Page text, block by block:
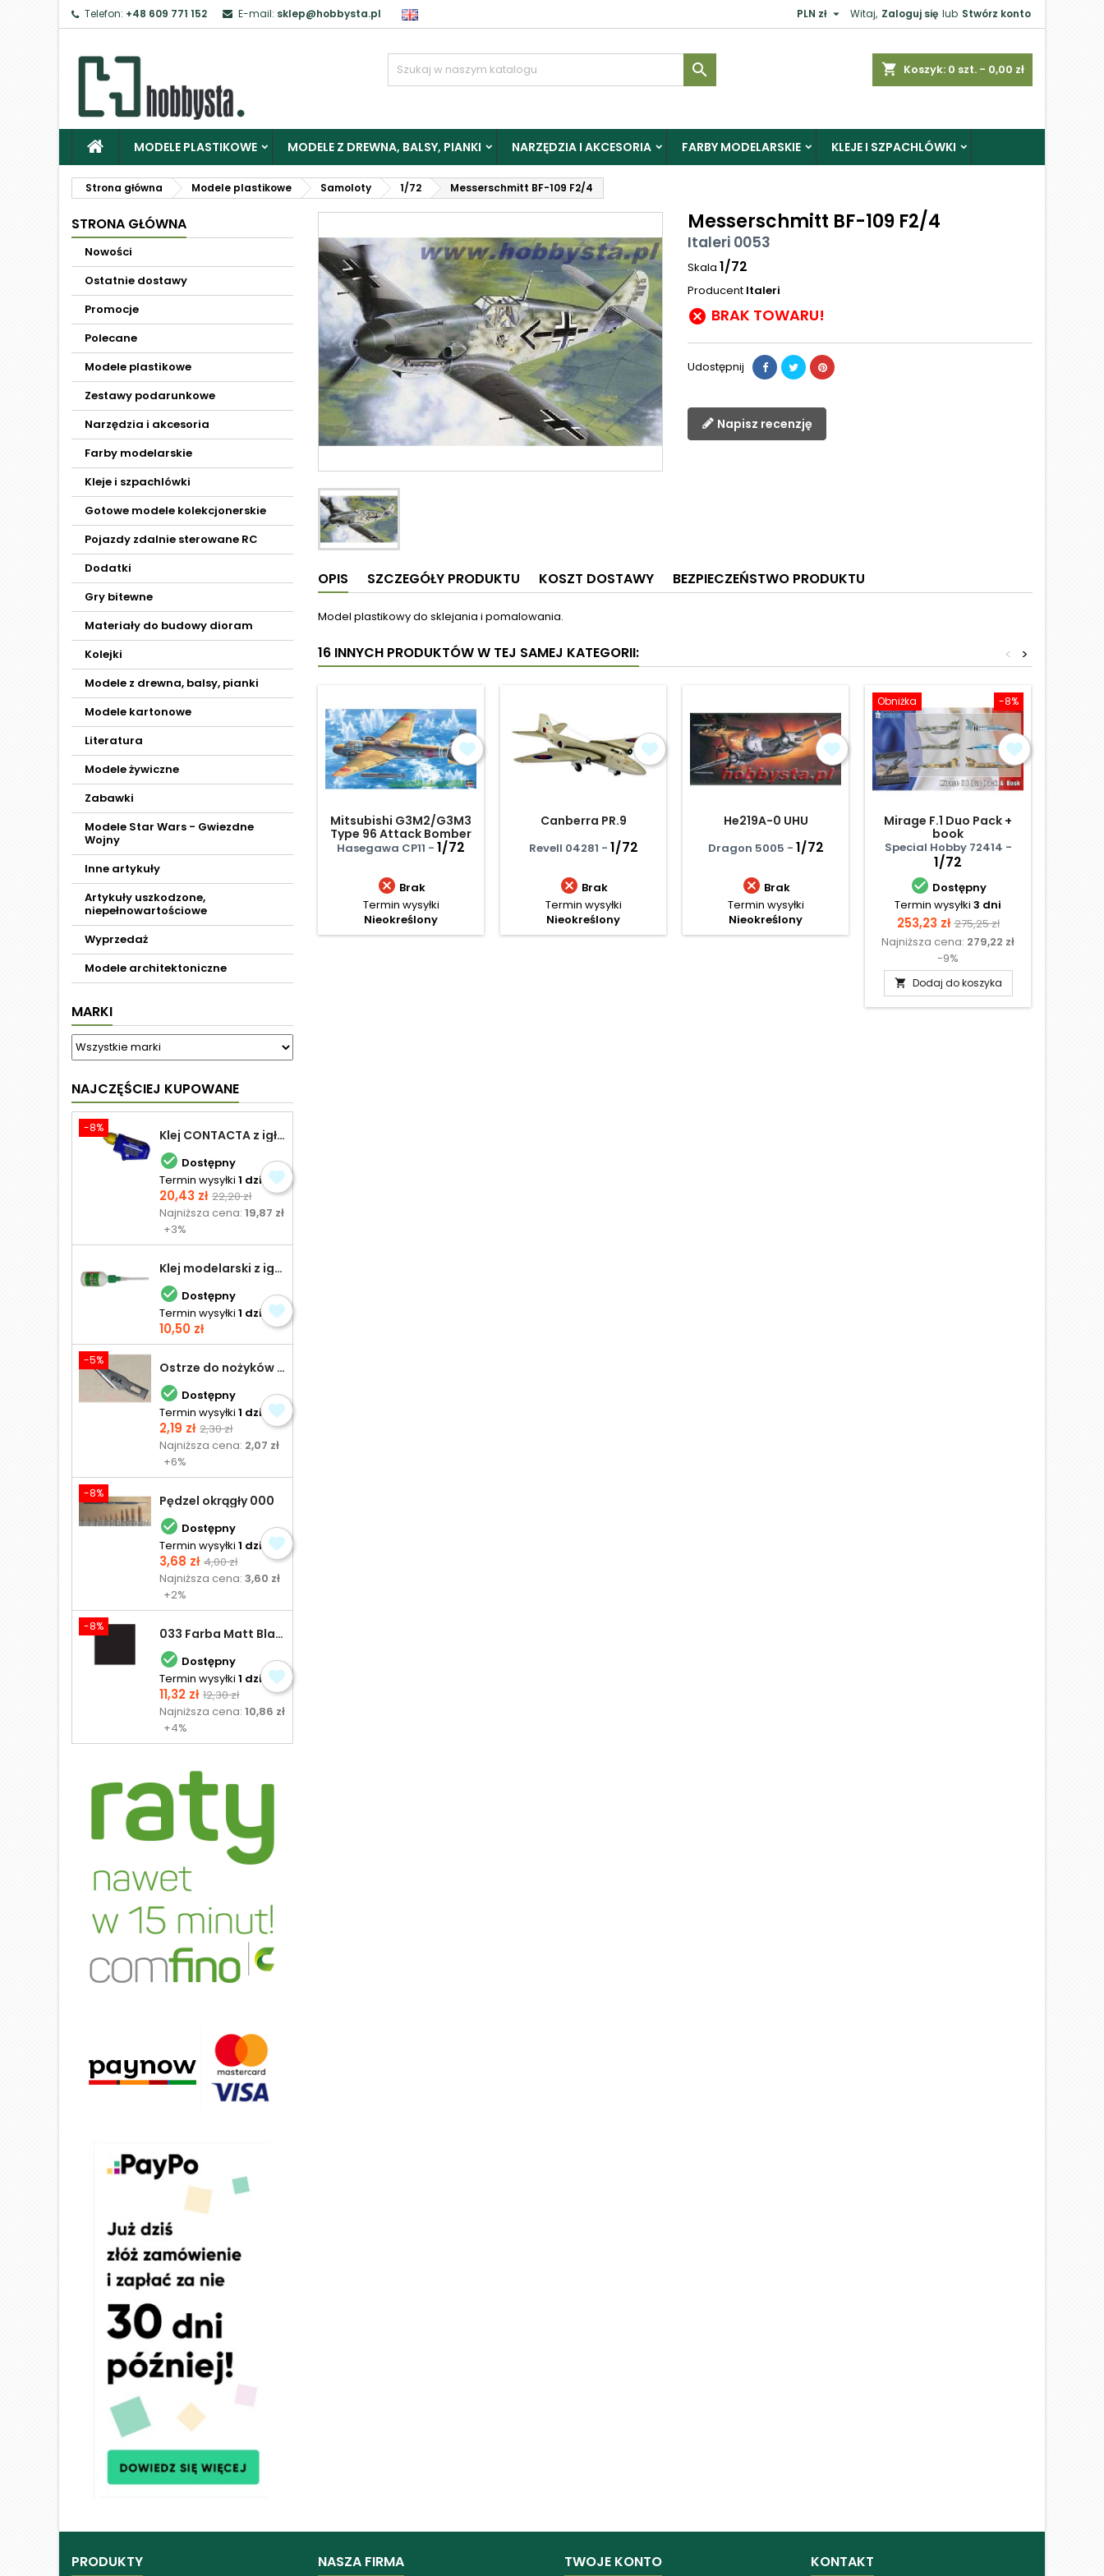
Telefon: +48 609 771 152 E-mail: sklep@hobbysta.pl Witaj, Zaloguj się lub Stwórz konto
PLN zł 
shopping_cart Koszyk: 0 szt. - 0,00 zł

MODELE PLASTIKOWE MODELE Z DREWNA, BALSY, PIANKI NARZĘDZIA I AKCESORIA FARBY MODELARSKIE KLEJE I SZPACHLÓWKI
Strona główna Modele plastikowe Samoloty 1/72 Messerschmitt BF-109 F2/4
STRONA GŁÓWNA
Nowości
Ostatnie dostawy
Promocje
Polecane
Modele plastikowe
Zestawy podarunkowe
Narzędzia i akcesoria
Farby modelarskie
Kleje i szpachlówki
Gotowe modele kolekcjonerskie
Pojazdy zdalnie sterowane RC
Dodatki
Gry bitewne
Materiały do budowy dioram
Kolejki
Modele z drewna, balsy, pianki
Modele kartonowe
Literatura
Modele żywiczne
Zabawki
Modele Star Wars - Gwiezdne
Wojny
Inne artykuły
Artykuły uszkodzone,
niepełnowartościowe
Wyprzedaż
Modele architektoniczne
MARKI
NAJCZĘŚCIEJ KUPOWANE
-8% Klej CONTACTA z igłą do plastiku 25,0 g
 Dostępny
Termin wysyłki 1 dzień
Cena
20,43 zł Cena
podstawowa
22,20 zł
Najniższa cena:19,87 zł
+3%
Klej modelarski z igłą 30 ml
 Dostępny
Termin wysyłki 1 dzień
Cena
10,50 zł
-5% Ostrze do nożyków Excel
 Dostępny
Termin wysyłki 1 dzień
Cena
2,19 zł Cena
podstawowa
2,30 zł
Najniższa cena: 2,07 zł
+6%
-8% Pędzel okrągły 000
 Dostępny
Termin wysyłki 1 dzień
Cena
3,68 zł Cena
podstawowa
4,00 zł
Najniższa cena:3,60 zł
+2%
-8% 033 Farba Matt Black - olejna
 Dostępny
Termin wysyłki 1 dzień
Cena
11,32 zł Cena
podstawowa
12,30 zł
Najniższa cena:10,86 zł
+4%
Messerschmitt BF-109 F2/4
Italeri 0053
Skala 1/72
Producent Italeri
 BRAK TOWARU!
Udostępnij
Napisz recenzję
OPIS SZCZEGÓŁY PRODUKTU KOSZT DOSTAWY BEZPIECZEŃSTWO PRODUKTU
Model plastikowy do sklejania i pomalowania.
16 INNYCH PRODUKTÓW W TEJ SAMEJ KATEGORII: >
<
Mitsubishi G3M2/G3M3
Type 96 Attack Bomber
(Nell) With Torpedo
Hasegawa CP11 - 1/72
 Brak
Termin wysyłki
Nieokreślony
Canberra PR.9
Revell 04281 - 1/72
 Brak
Termin wysyłki
Nieokreślony
He219A-0 UHU
Dragon 5005 - 1/72
 Brak
Termin wysyłki
Nieokreślony
-8%
Obniżka
Mirage F.1 Duo Pack +
book
Special Hobby 72414 -
1/72
 Dostępny
Termin wysyłki 3 dni
Cena
253,23 zł Cena
podstawowa
275,25 zł
Najniższa cena: 279,22 zł
-9%
 Dodaj do koszyka
PRODUKTY NASZA FIRMA TWOJE KONTO KONTAKT